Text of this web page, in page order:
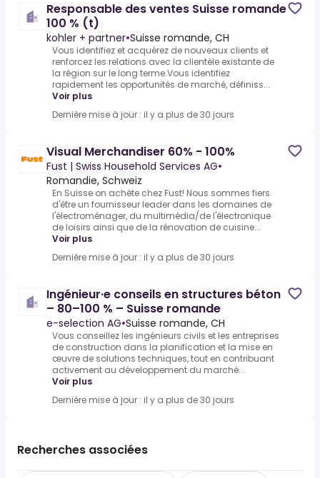
Responsable des ventes Suisse romande
100 % (t)
kohler + partner•Suisse romande, CH
Vous identifiez et acquérez de nouveaux clients et
renforcez les relations avec la clientèle existante de
la région sur le long terme.Vous identifiez
rapidement les opportunités de marché, définiss...
Voir plus
Dernière mise à jour : il y a plus de 30 jours
Visual Merchandiser 60% - 100%
Fust | Swiss Household Services AG•
Romandie, Schweiz
En Suisse on achète chez Fust! Nous sommes fiers
d'être un fournisseur leader dans les domaines de
l'électroménager, du multimédia/de l'électronique
de loisirs ainsi que de la rénovation de cuisine...
Voir plus
Dernière mise à jour : il y a plus de 30 jours
Ingénieur·e conseils en structures béton
– 80–100 % – Suisse romande
e-selection AG•Suisse romande, CH
Vous conseillez les ingénieurs civils et les entreprises
de construction dans la planification et la mise en
œuvre de solutions techniques, tout en contribuant
activement au développement du marché...
Voir plus
Dernière mise à jour : il y a plus de 30 jours
Recherches associées